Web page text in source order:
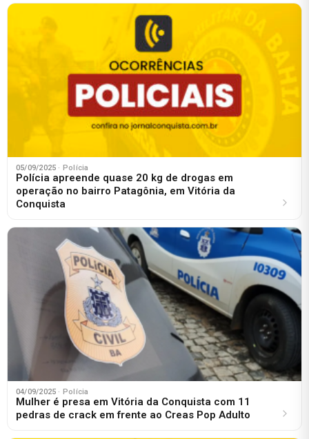
05/09/2025 · Polícia
Polícia apreende quase 20 kg de drogas em
operação no bairro Patagônia, em Vitória da
Conquista
04/09/2025 · Polícia
Mulher é presa em Vitória da Conquista com 11
pedras de crack em frente ao Creas Pop Adulto